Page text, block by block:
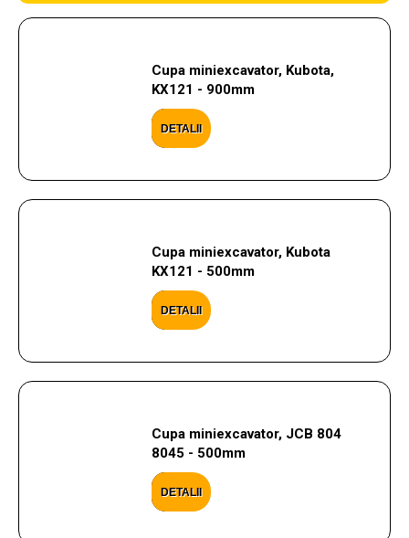
Cupa miniexcavator, Kubota,
KX121 - 900mm
DETALII
Cupa miniexcavator, Kubota
KX121 - 500mm
DETALII
Cupa miniexcavator, JCB 804
8045 - 500mm
DETALII